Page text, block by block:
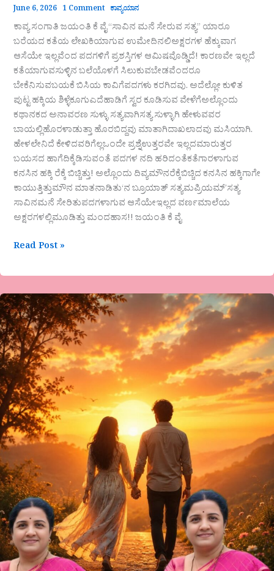
June 6, 2026 1 Comment ಕಾವ್ಯಯಾನ
ಕಾವ್ಯ ಸಂಗಾತಿ ಜಯಂತಿ ಕೆ ವೈ “ಸಾವಿನ ಮನೆ ಸೇರುವ ಸತ್ಯ” ಯಾರೂ
ಬರೆಯದ ಕತೆಯ ಲೇಖಕಿಯಾಗುವ ಉಮೇದಿನಲಿಅಕ್ಷರಗಳ ಹೆಕ್ಕುವಾಗ
ಆಸೆಯೇ ಇಲ್ಲವೆಂದ ಪದಗಳಿಗೆ ಪ್ರಶಸ್ತಿಗಳ ಆಮಿಷವೊಡ್ಡಿದೆ! ಕಾರಣವೇ ಇಲ್ಲದೆ
ಕತೆಯಾಗುವಸುಳ್ಳಿನ ಬಲೆಯೊಳಗೆ ಸಿಲುಕುವಬೇಡವೆಂದರೂ
ಬೇಕೆನಿಸುವಬಯಕೆ ಬಿಸಿಯ ಕಾವಿಗೆಪದಗಳು ಕರಗಿದವು. ಅದೆಲ್ಲೋ ಕುಳಿತ
ಪುಟ್ಟ ಹಕ್ಕಿಯ ಶಿಳ್ಳೆಕೂಗುಎದೆಹಾಡಿಗೆ ಸ್ವರ ಕೂಡಿಸುವ ವೇಳೆಗೆಅಲ್ಲೊಂದು
ಕಥಾನಕದ ಅನಾವರಣ ಸುಳ್ಳು ಸತ್ಯವಾಗಿಸತ್ಯ ಸುಳ್ಳಾಗಿ ಹೇಳುವವರ
ಬಾಯಲ್ಲಿಹೊರಳಾಡುತ್ತಾ ಹೊರಬಿದ್ದವು ಮಾತಾಗಿದಾಖಲಾದವು ಮಸಿಯಾಗಿ.
ಹೇಳಲೇನಿದೆ ಕೇಳಿದವರಿಗೆಲ್ಲಒಂದೇ ಪ್ರಶ್ನೆಉತ್ತರವೇ ಇಲ್ಲದಮಾರುತ್ತರ
ಬಯಸದ ಹಾಗೆದಿಕ್ಕೆಡಿಸುವಂತೆ ಪದಗಳ ನದಿ ಹರಿದಂತೆಕತೆಗಾರಳಾಗುವ
ಕನಸಿನ ಹಕ್ಕಿ ರೆಕ್ಕೆ ಬಿಚ್ಚಿತ್ತು! ಅಲ್ಲೊಂದು ದಿವ್ಯಮೌನರೆಕ್ಕೆಬಿಚ್ಚಿದ ಕನಸಿನ ಹಕ್ಕಿಗಾಗೇ
ಕಾಯುತ್ತಿತ್ತುಮೌನ ಮಾತನಾಡಿತು‘ನ ಬ್ರೂಯಾತ್ ಸತ್ಯಮಪ್ರಿಯಮ್’ಸತ್ಯ
ಸಾವಿನಮನೆ ಸೇರಿತುಪದಗಳಾಗುವ ಆಸೆಯೇಇಲ್ಲದ ವರ್ಣಮಾಲೆಯ
ಅಕ್ಷರಗಳಲ್ಲಿಮೂಡಿತ್ತು ಮಂದಹಾಸ!! ಜಯಂತಿ ಕೆ ವೈ
Read Post »
ಡಾ.ಗೀತಾ
ದಾನಶೆಟ್ಟಿ
ಬಾಗಲಕೋಟೆ
ಅವರ
ಕವಿತೆ
“ಒಲುಮೆಯ
ಸಾಂಗತ್ಯ”